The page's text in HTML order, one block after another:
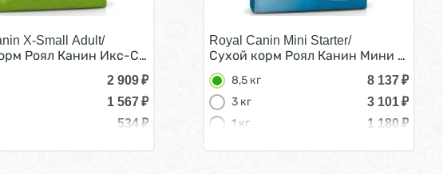
мелких пород 3 кг
X-Small Adult/
Роял Канин Икс-Смолл Эдалт для Взрослых собак мелких пород 3
2 909₽
1 567₽
534₽
Royal Canin Mini Starter/
Сухой корм Роял Канин Мини
8,5 кг 8 137₽
3 кг
3 101₽
1 кг
1 180 ₽